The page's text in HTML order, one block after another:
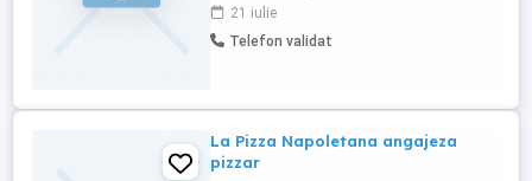
posturi disponibile. C.V.-urile se pot de
pune la adresa afisata pe site.
21 iulie
Telefon validat
La Pizza Napoletana angajeza
pizzar